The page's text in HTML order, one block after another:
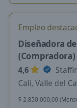
Empleo
Diseñadora
(Compradora)
4,6
Cali, Valle del
$ 2.850.000,00